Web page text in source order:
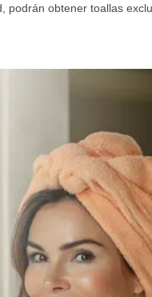
podrán obtener toallas